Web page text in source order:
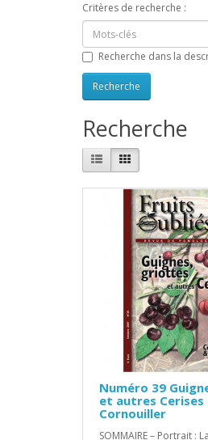
Critères de recherche :
Recherche dans la
Recherche
Numéro 39
et autres Cerises
Cornouiller
SOMMAIRE – Portrait :